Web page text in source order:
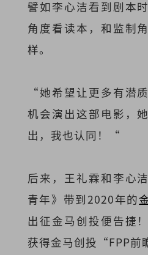
譬如李心洁看到剧本
角度看读本，和监制
样。
“她希望让更多有潜
机会演出这部电影，
出，我也认同！“
后来，王礼霖和李心
青年》带到2020年的
出征金马创投便告捷
获得金马创投“FPP